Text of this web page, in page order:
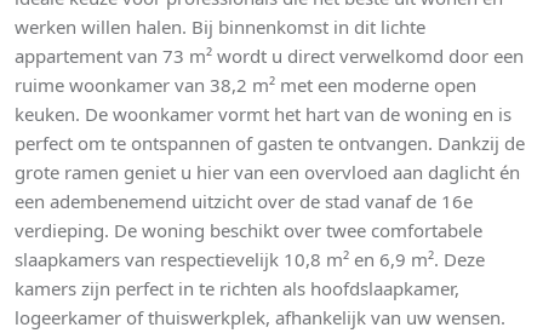
werken willen halen. Bij binnenkomst in dit lichte
appartement van 73 m² wordt u direct verwelkomd door een
ruime woonkamer van 38,2 m² met een moderne open
keuken. De woonkamer vormt het hart van de woning en is
perfect om te ontspannen of gasten te ontvangen. Dankzij de
grote ramen geniet u hier van een overvloed aan daglicht én
een adembenemend uitzicht over de stad vanaf de 16e
verdieping. De woning beschikt over twee comfortabele
slaapkamers van respectievelijk 10,8 m² en 6,9 m². Deze
kamers zijn perfect in te richten als hoofdslaapkamer,
logeerkamer of thuiswerkplek, afhankelijk van uw wensen.